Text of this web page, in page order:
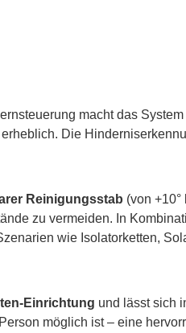
macht das
Die
Reinigungsstab (von
zu vermeiden. In
wie Isolatorketten,
Einrichtung und lässt sich
möglich ist – eine